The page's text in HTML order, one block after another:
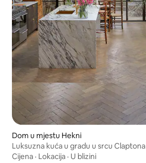
Dom u mjestu Hekni
Luksuzna kuća u gradu u srcu Claptona
Cijena · Lokacija · U blizini